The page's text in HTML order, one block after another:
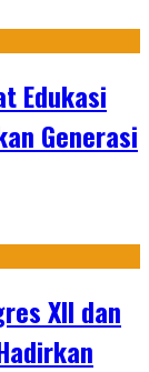
Edukasi
Generasi
XII dan